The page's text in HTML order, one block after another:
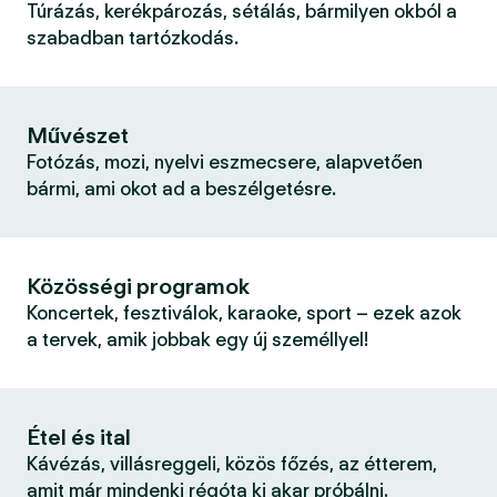
Túrázás, kerékpározás, sétálás, bármilyen okból a
szabadban tartózkodás.
Művészet
Fotózás, mozi, nyelvi eszmecsere, alapvetően
bármi, ami okot ad a beszélgetésre.
Közösségi programok
Koncertek, fesztiválok, karaoke, sport – ezek azok
a tervek, amik jobbak egy új személlyel!
Étel és ital
Kávézás, villásreggeli, közös főzés, az étterem,
amit már mindenki régóta ki akar próbálni.